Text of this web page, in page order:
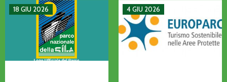
18 GIU 2026
MANIFESTAZIONE DI INTERESSE PER L’AFFIDAMENTO
4 GIU 2026
La CETS come processo